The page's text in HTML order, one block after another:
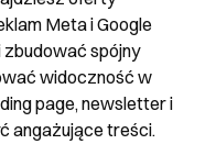
Meta i Google
spójny
widoczność w
page, newsletter i
angażujące treści.